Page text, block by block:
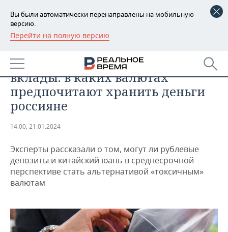
Вы были автоматически перенаправлены на мобильную
версию.
Перейти на полную версию
РЕГИОНЫ
БАШКОРТОСТАН
ТАТАРСТАН
УДМУРТИЯ
НОВОСТИ
АНАЛИТИКА
НОВОСТИ АНАЛИТИКИ
ДЕКЛАРАЦИИ О ДОХОДАХ
КОРОЛИ ГОСЗАКАЗА ПФО
ВУЗЫ ТАТАРСТАНА
ТОРГОВЫЕ ЦЕНТРЫ
ТАТАРСТАНА
ЭКОНОМИКА
НОВОСТИ ЭКОНОМИКИ
ФИНАНСЫ
БАНКИ
ИНВЕСТИЦИИ
ПРОМЫШЛЕННОСТЬ
НОВОСТИ
ПРОМЫШЛЕННОСТИ
АГРОПРОМ
МАШИНОСТРОЕНИЕ
НЕДВИЖИМОСТЬ
НОВОСТИ НЕДВИЖИМОСТИ
АВТО
НОВОСТИ БИЗНЕСА
ТЕХНОЛОГИИ
Юань, доллар или рублевые
вклады: в каких валютах
предпочитают хранить деньги
россияне
14:00, 21.01.2024
Эксперты рассказали о том, могут ли рублевые
депозиты и китайский юань в среднесрочной
перспективе стать альтернативой «токсичным»
валютам